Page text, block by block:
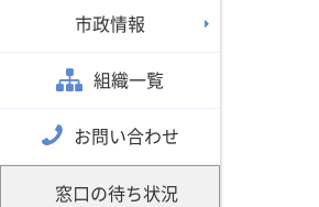
市政情報
組織一覧
お問い合わせ
窓口の待ち状況